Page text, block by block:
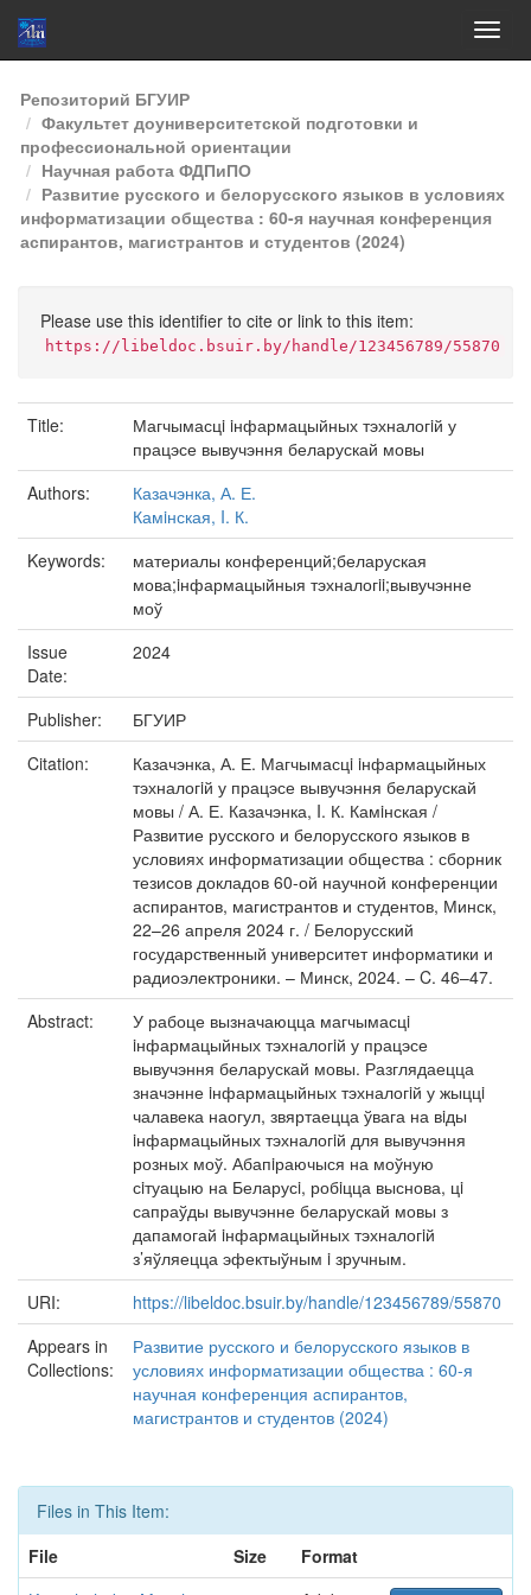
Skip
navigation
Репозиторий БГУИР
Факультет доуниверситетской подготовки и
профессиональной ориентации
Научная работа ФДПиПО
Развитие русского и белорусского языков в условиях
информатизации общества : 60-я научная конференция
аспирантов, магистрантов и студентов (2024)
Please use this identifier to cite or link to this item:
https://libeldoc.bsuir.by/handle/123456789/55870
Title:
Магчымасцi iнфармацыйных тэхналогiй у
працэсе вывучэння беларускай мовы
Authors:
Казачэнка, А. Е.
Камiнская, I. К.
Keywords:
материалы конференций;беларуская
мова;iнфармацыйныя тэхналогii;вывучэнне
моў
Issue
Date:
2024
Publisher:
БГУИР
Citation:
Казачэнка, А. Е. Магчымасцi iнфармацыйных
тэхналогiй у працэсе вывучэння беларускай
мовы / А. Е. Казачэнка, I. К. Камiнская /
Развитие русского и белорусского языков в
условиях информатизации общества : сборник
тезисов докладов 60-ой научной конференции
аспирантов, магистрантов и студентов, Минск,
22–26 апреля 2024 г. / Белорусский
государственный университет информатики и
радиоэлектроники. – Минск, 2024. – C. 46–47.
Abstract:
У рабоце вызначаюцца магчымасцi
iнфармацыйных тэхналогiй у працэсе
вывучэння беларускай мовы. Разглядаецца
значэнне iнфармацыйных тэхналогiй у жыццi
чалавека наогул, звяртаецца ўвага на вiды
iнфармацыйных тэхналогiй для вывучэння
розных моў. Абапiраючыся на моўную
сiтуацыю на Беларусi, робiцца выснова, цi
сапраўды вывучэнне беларускай мовы з
дапамогай iнфармацыйных тэхналогiй
з’яўляецца эфектыўным i зручным.
URI:
https://libeldoc.bsuir.by/handle/123456789/55870
Appears in
Collections:
Развитие русского и белорусского языков в
условиях информатизации общества : 60-я
научная конференция аспирантов,
магистрантов и студентов (2024)
Files in This Item:
File
Size
Format